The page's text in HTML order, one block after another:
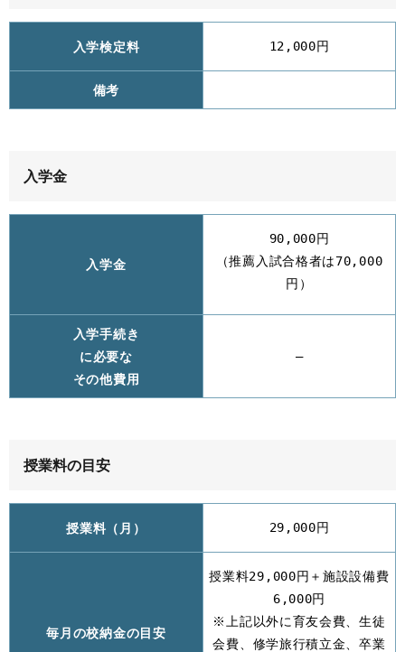
入学検定料 12,000円
備考
入学金
入学金
90,000円
（推薦入試合格者は70,000
円）
入学手続き
に必要な
その他費用
–
授業料の目安
授業料（月） 29,000円
毎月の校納金の目安
授業料29,000円＋施設設備費
6,000円
※上記以外に育友会費、生徒
会費、修学旅行積立金、卒業